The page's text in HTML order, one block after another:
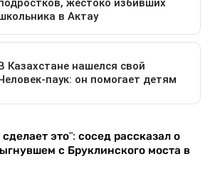
это": сосед рассказал о
с Бруклинского моста в